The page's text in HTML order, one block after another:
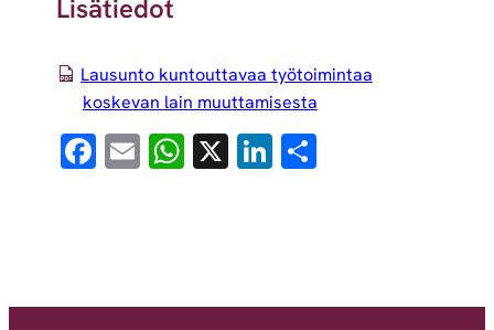
Lisätiedot
Lausunto kuntouttavaa työtoimintaa
koskevan lain muuttamisesta
Facebook
EmailWhatsApp
X LinkedIn
Share